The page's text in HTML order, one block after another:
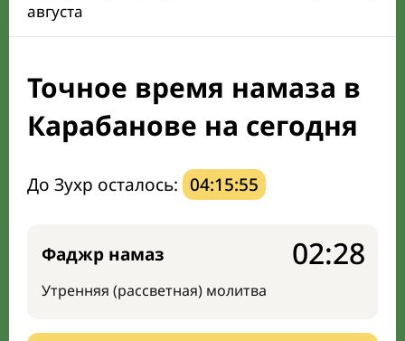
Календарь рамадана
Направление киблы
августа
Точное время намаза в
Карабанове на сегодня
До Зухр осталось: 04:15:54
Фаджр намаз
Утренняя (рассветная) молитва
02:28